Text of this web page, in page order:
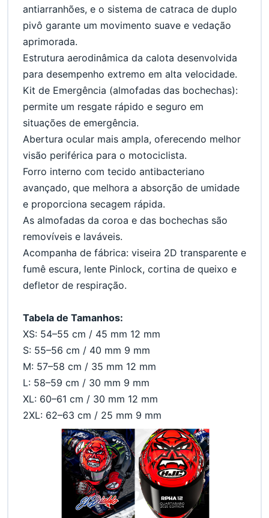
antiarranhões, e o sistema de catraca de duplo
pivô garante um movimento suave e vedação
aprimorada.
Estrutura aerodinâmica da calota desenvolvida
para desempenho extremo em alta velocidade.
Kit de Emergência (almofadas das bochechas):
permite um resgate rápido e seguro em
situações de emergência.
Abertura ocular mais ampla, oferecendo melhor
visão periférica para o motociclista.
Forro interno com tecido antibacteriano
avançado, que melhora a absorção de umidade
e proporciona secagem rápida.
As almofadas da coroa e das bochechas são
removíveis e laváveis.
Acompanha de fábrica: viseira 2D transparente e
fumê escura, lente Pinlock, cortina de queixo e
defletor de respiração.
Tabela de Tamanhos:
XS: 54–55 cm / 45 mm 12 mm
S: 55–56 cm / 40 mm 9 mm
M: 57–58 cm / 35 mm 12 mm
L: 58–59 cm / 30 mm 9 mm
XL: 60–61 cm / 30 mm 12 mm
2XL: 62–63 cm / 25 mm 9 mm